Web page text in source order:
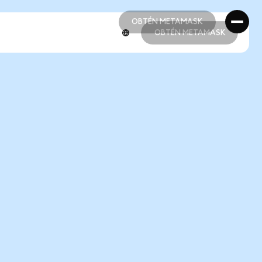
OBTÉN METAMASK
OBTÉN METAMASK
OBTÉN METAMASK